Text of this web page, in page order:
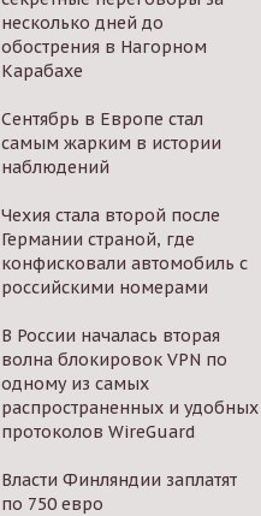
несколько дней до
обострения в Нагорном
Карабахе
Сентябрь в Европе стал
самым жарким в истории
наблюдений
Чехия стала второй после
Германии страной, где
конфисковали автомобиль с
российскими номерами
В России началась вторая
волна блокировок VPN по
одному из самых
распространенных и удобных
протоколов WireGuard
Власти Финляндии заплатят
по 750 евро